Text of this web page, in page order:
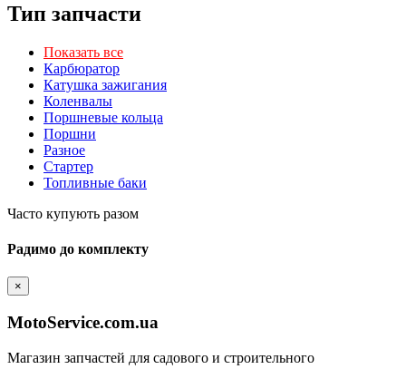
Тип запчасти
Показать все
Карбюратор
Катушка зажигания
Коленвалы
Поршневые кольца
Поршни
Разное
Стартер
Топливные баки
Часто купують разом
Радимо до комплекту
×
MotoService.com.ua
Магазин запчастей для садового и строительного